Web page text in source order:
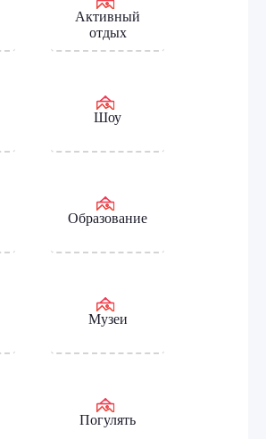
Активный
отдых
Шоу
Образование
Музеи
Погулять